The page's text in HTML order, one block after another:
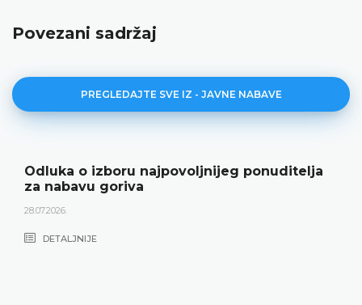
Povezani sadržaj
PREGLEDAJTE SVE IZ - JAVNE NABAVE
Odluka o izboru najpovoljnijeg ponuditelja
za nabavu goriva
28.07.2026.
DETALJNIJE